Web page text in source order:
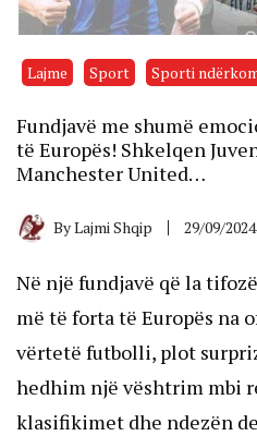
Lajme Sport Sporti
Fundjavë me shumë
të Europës! Shkelqen
Manchester United…
ByLajmi Shqip 29/09/2024
Në një fundjavë që la
më të forta të Europës na
vërtetë futbolli, plot
hedhim një vështrim mbi
klasifikimet dhe ndezën